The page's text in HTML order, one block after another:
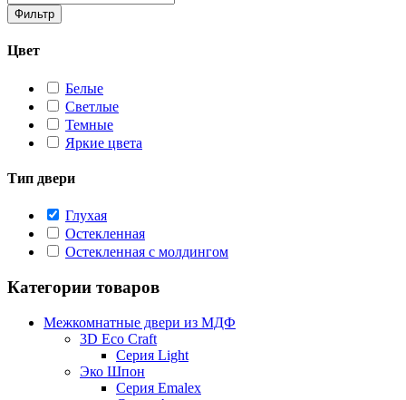
Фильтр
Цвет
Белые
Светлые
Темные
Яркие цвета
Тип двери
Глухая
Остекленная
Остекленная с молдингом
Категории товаров
Межкомнатные двери из МДФ
3D Eco Craft
Серия Light
Эко Шпон
Серия Emalex